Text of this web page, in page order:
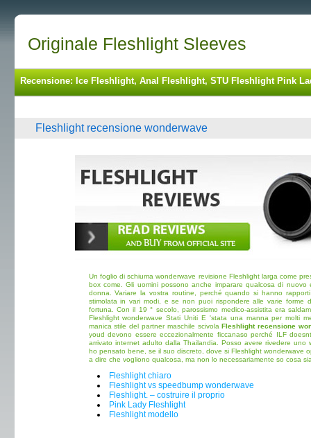
Originale Fleshlight Sleeves
Recensione: Ice Fleshlight, Anal Fleshlight, STU Fleshlight Pink
Fleshlight recensione wonderwave
Un foglio di schiuma wonderwave revisione Fleshlight larga come
box come. Gli uomini possono anche imparare qualcosa di
donna. Variare la vostra routine, perché quando si hanno
stimolata in vari modi, e se non puoi rispondere alle varie forme
fortuna. Con il 19 ° secolo, parossismo medico-assistita era
Fleshlight wonderwave Stati Uniti E 'stata una manna per molti
manica stile del partner maschile scivolaFleshlight recensione
youd devono essere eccezionalmente ficcanaso perché ILF
arrivato internet adulto dalla Thailandia. Posso avere rivedere uno
ho pensato bene, se il suo discreto, dove si Fleshlight wonderwave
a dire che vogliono qualcosa, ma non lo necessariamente so cosa
Fleshlight chiaro
Fleshlight vs speedbump wonderwave
Fleshlight. – costruire il proprio
Pink Lady Fleshlight
Fleshlight modello